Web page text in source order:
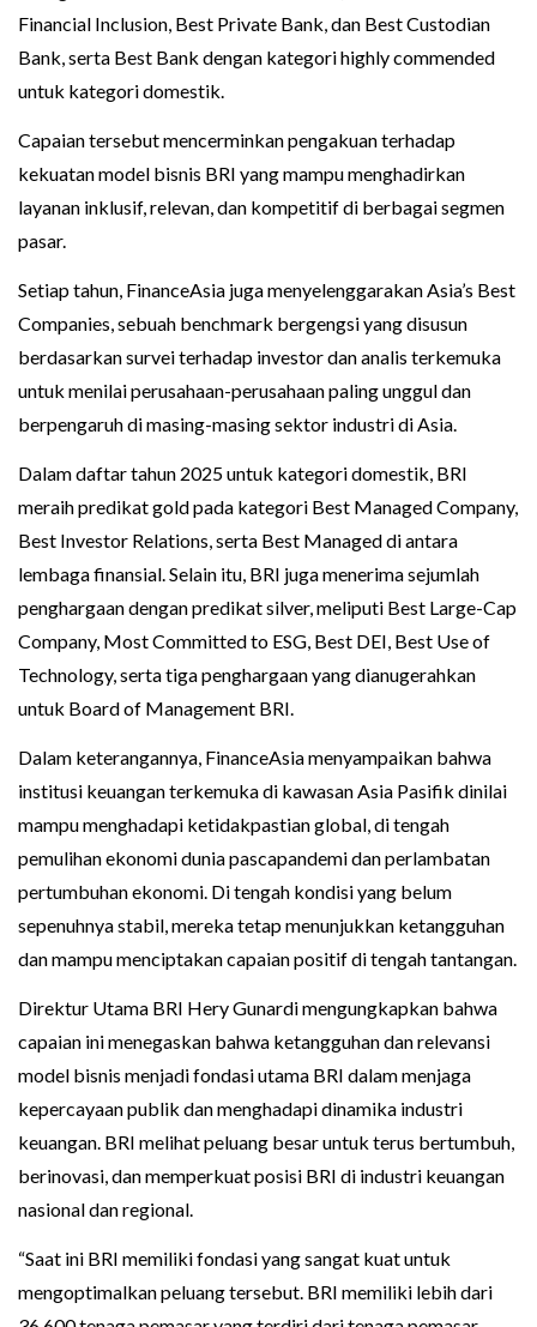
Financial Inclusion, Best Private Bank, dan Best Custodian
Bank, serta Best Bank dengan kategori highly commended
untuk kategori domestik.
Capaian tersebut mencerminkan pengakuan terhadap
kekuatan model bisnis BRI yang mampu menghadirkan
layanan inklusif, relevan, dan kompetitif di berbagai segmen
pasar.
Setiap tahun, FinanceAsia juga menyelenggarakan Asia’s Best
Companies, sebuah benchmark bergengsi yang disusun
berdasarkan survei terhadap investor dan analis terkemuka
untuk menilai perusahaan-perusahaan paling unggul dan
berpengaruh di masing-masing sektor industri di Asia.
Dalam daftar tahun 2025 untuk kategori domestik, BRI
meraih predikat gold pada kategori Best Managed Company,
Best Investor Relations, serta Best Managed di antara
lembaga finansial. Selain itu, BRI juga menerima sejumlah
penghargaan dengan predikat silver, meliputi Best Large-Cap
Company, Most Committed to ESG, Best DEI, Best Use of
Technology, serta tiga penghargaan yang dianugerahkan
untuk Board of Management BRI.
Dalam keterangannya, FinanceAsia menyampaikan bahwa
institusi keuangan terkemuka di kawasan Asia Pasifik dinilai
mampu menghadapi ketidakpastian global, di tengah
pemulihan ekonomi dunia pascapandemi dan perlambatan
pertumbuhan ekonomi. Di tengah kondisi yang belum
sepenuhnya stabil, mereka tetap menunjukkan ketangguhan
dan mampu menciptakan capaian positif di tengah tantangan.
Direktur Utama BRI Hery Gunardi mengungkapkan bahwa
capaian ini menegaskan bahwa ketangguhan dan relevansi
model bisnis menjadi fondasi utama BRI dalam menjaga
kepercayaan publik dan menghadapi dinamika industri
keuangan. BRI melihat peluang besar untuk terus bertumbuh,
berinovasi, dan memperkuat posisi BRI di industri keuangan
nasional dan regional.
“Saat ini BRI memiliki fondasi yang sangat kuat untuk
mengoptimalkan peluang tersebut. BRI memiliki lebih dari